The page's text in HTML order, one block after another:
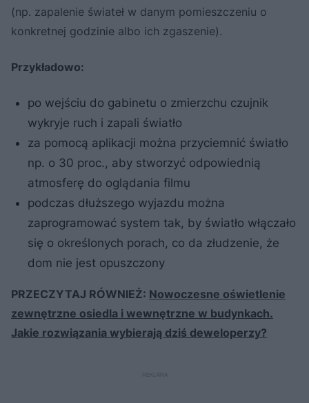
(np. zapalenie świateł w danym pomieszczeniu o
konkretnej godzinie albo ich zgaszenie).
Przykładowo:
po wejściu do gabinetu o zmierzchu czujnik
wykryje ruch i zapali światło
za pomocą aplikacji można przyciemnić światło
np. o 30 proc., aby stworzyć odpowiednią
atmosferę do oglądania filmu
podczas dłuższego wyjazdu można
zaprogramować system tak, by światło włączało
się o określonych porach, co da złudzenie, że
dom nie jest opuszczony
PRZECZYTAJ RÓWNIEŻ: Nowoczesne oświetlenie
zewnętrzne osiedla i wewnętrzne w budynkach.
Jakie rozwiązania wybierają dziś deweloperzy?